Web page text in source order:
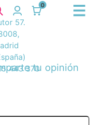
0
57.
443 370tu opinión